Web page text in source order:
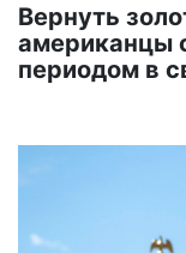
Вернуть
американцы
периодом в